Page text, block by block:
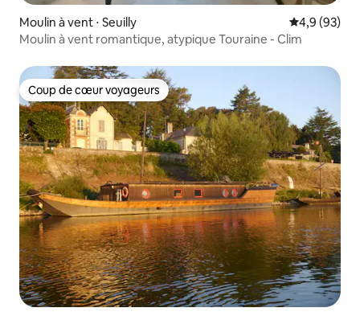
Moulin à vent ⋅ Seuilly Évaluation
4,9 (93)
Moulin à vent romantique, atypique Touraine - Clim
Coup de cœur voyageurs
Coup de cœur voyageurs